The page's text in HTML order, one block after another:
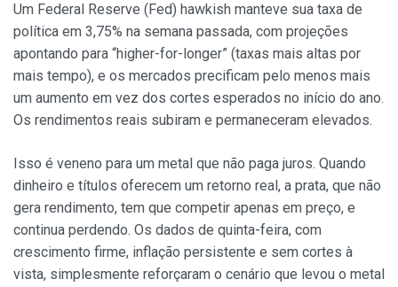
Um Federal Reserve (Fed) hawkish manteve sua taxa de
política em 3,75% na semana passada, com projeções
apontando para “higher-for-longer” (taxas mais altas por
mais tempo), e os mercados precificam pelo menos mais
um aumento em vez dos cortes esperados no início do ano.
Os rendimentos reais subiram e permaneceram elevados.
Isso é veneno para um metal que não paga juros. Quando
dinheiro e títulos oferecem um retorno real, a prata, que não
gera rendimento, tem que competir apenas em preço, e
continua perdendo. Os dados de quinta-feira, com
crescimento firme, inflação persistente e sem cortes à
vista, simplesmente reforçaram o cenário que levou o metal